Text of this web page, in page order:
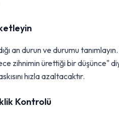
an durun ve durumu
zihnimin ürettiği bir düşünce"
hızla azaltacaktır.
Kontrolü